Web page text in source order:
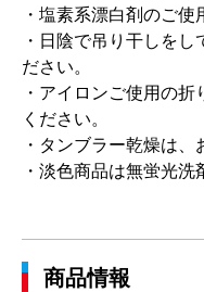
・塩素系漂白剤のご使
・日陰で吊り干しを
ださい。
・アイロンご使用の
ください。
・タンブラー乾燥は、
・淡色商品は無蛍光洗
商品情報